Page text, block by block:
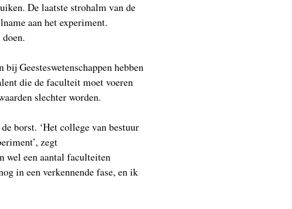
De laatste strohalm van de
aan het experiment.
Geesteswetenschappen hebben
die de faculteit moet voeren
slechter worden.
borst. ‘Het college van bestuur
zegt
wel een aantal faculteiten
in een verkennende fase, en ik